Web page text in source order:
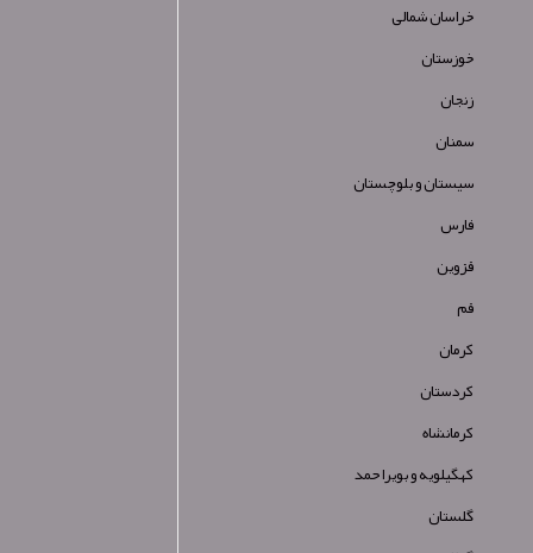
خراسان شمالی
خوزستان
زنجان
سمنان
سیستان و بلوچستان
فارس
قزوین
قم
کرمان
کردستان
کرمانشاه
کهگیلویه و بویراحمد
گلستان